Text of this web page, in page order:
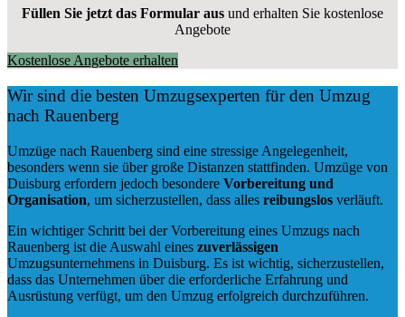
Füllen Sie jetzt das Formular aus und erhalten Sie kostenlose
Angebote
Kostenlose Angebote erhalten
Wir sind die besten Umzugsexperten für den Umzug
nach Rauenberg
Umzüge nach Rauenberg sind eine stressige Angelegenheit,
besonders wenn sie über große Distanzen stattfinden. Umzüge von
Duisburg erfordern jedoch besondere Vorbereitung und
Organisation, um sicherzustellen, dass alles reibungslos verläuft.
Ein wichtiger Schritt bei der Vorbereitung eines Umzugs nach
Rauenberg ist die Auswahl eines zuverlässigen
Umzugsunternehmens in Duisburg. Es ist wichtig, sicherzustellen,
dass das Unternehmen über die erforderliche Erfahrung und
Ausrüstung verfügt, um den Umzug erfolgreich durchzuführen.